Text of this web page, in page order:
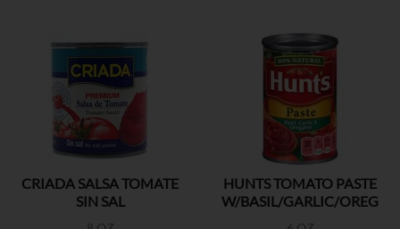
CRIADA SALSA TOMATE
SIN SAL
HUNTS TOMATO PASTE
W/BASIL/GARLIC/OREG